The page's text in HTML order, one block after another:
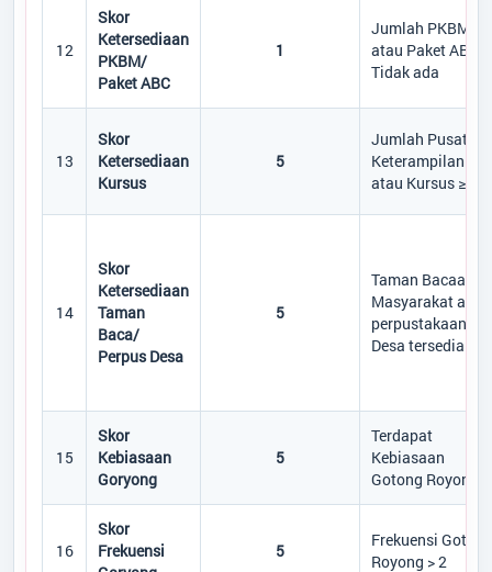
Titik Lokasi Kantor Desa
12
Skor
Ketersediaan
PKBM/
Paket ABC
1
Jumlah PKBM
atau Paket ABC
Tidak ada
13
Skor
Ketersediaan
Kursus
5
Jumlah Pusat
Keterampilan
atau Kursus ≥ 1
14
Skor
Ketersediaan
Taman
Baca/
Perpus Desa
5
Taman Bacaan
Masyarakat atau
perpustakaan
Desa tersedia
15
Skor
Kebiasaan
Goryong
5
Terdapat
Kebiasaan
Gotong Royong
16
Skor
Frekuensi
5
Frekuensi Gotong
Royong > 2